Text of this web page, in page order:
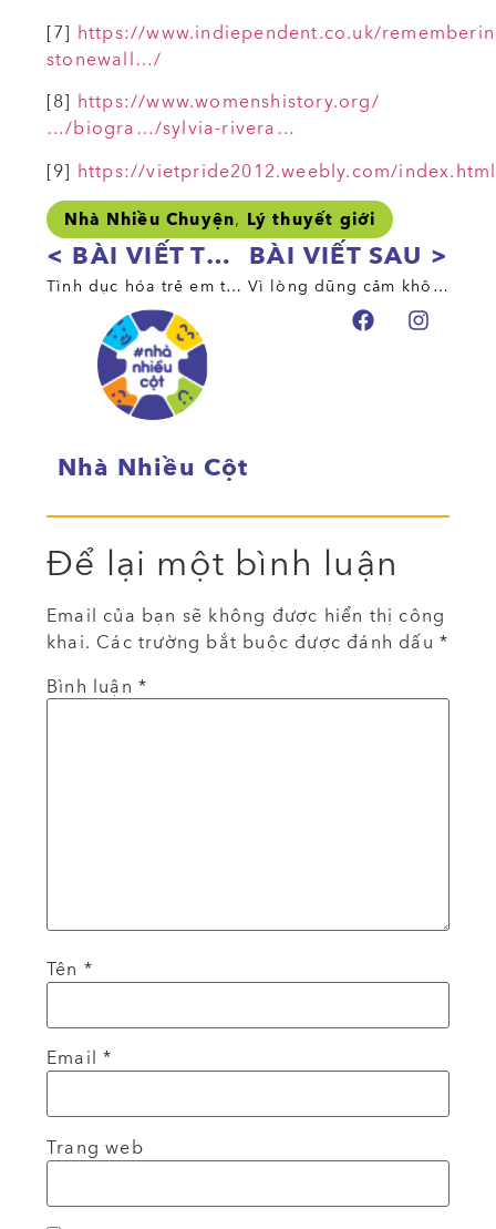
[7] https://www.indiependent.co.uk/
stonewall…/
[8] https://www.womenshistory.org/
…/biogra…/sylvia-rivera…
[9] https://vietpride2012.weebly.com/
Nhà Nhiều Chuyện, Lý thuyết giới
< BÀI VIẾT TRƯỚC
Tình dục hóa trẻ em trong ngành công nghiệp giải trí
BÀI VIẾT SAU >
Vì lòng dũng cảm không phân biệt giới tính
Nhà Nhiều Cột
Để lại một bình luận
Email của bạn sẽ không được hiển thị công
khai. Các trường bắt buộc được đánh dấu*
Bình luận *
Tên *
Email*
Trang web